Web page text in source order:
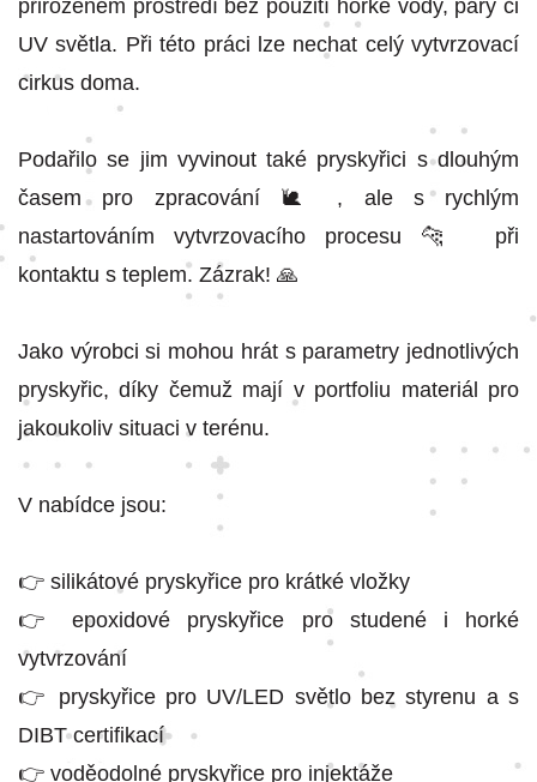
přirozeném prostředí bez použití horké vody, páry či
UV světla. Při této práci lze nechat celý vytvrzovací
cirkus doma.
Podařilo se jim vyvinout také pryskyřici s dlouhým
časem pro zpracování 🐌 , ale s rychlým
nastartováním vytvrzovacího procesu 🐆 při
kontaktu s teplem. Zázrak! 🙏
Jako výrobci si mohou hrát s parametry jednotlivých
pryskyřic, díky čemuž mají v portfoliu materiál pro
jakoukoliv situaci v terénu.
V nabídce jsou:
👉 silikátové pryskyřice pro krátké vložky
👉 epoxidové pryskyřice pro studené i horké
vytvrzování
👉 pryskyřice pro UV/LED světlo bez styrenu a s
DIBT certifikací
👉 voděodolné pryskyřice pro injektáže